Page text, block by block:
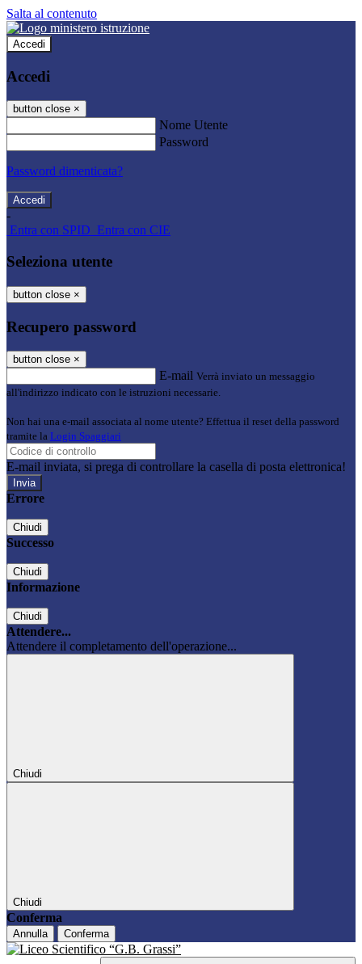
Salta al contenuto
Accedi
Accedi
button close ×
Nome Utente
Password
Password dimenticata?
-
Entra con SPID Entra con CIE
Seleziona utente
button close ×
Recupero password
button close ×
E-mail Verrà inviato un messaggio
all'indirizzo indicato con le istruzioni necessarie.
Non hai una e-mail associata al nome utente? Effettua il reset della password
tramite la Login Spaggiari
E-mail inviata, si prega di controllare la casella di posta elettronica!
Errore
Chiudi
Successo
Chiudi
Informazione
Chiudi
Attendere...
Attendere il completamento dell'operazione...
Chiudi
Chiudi
Conferma
Annulla Conferma